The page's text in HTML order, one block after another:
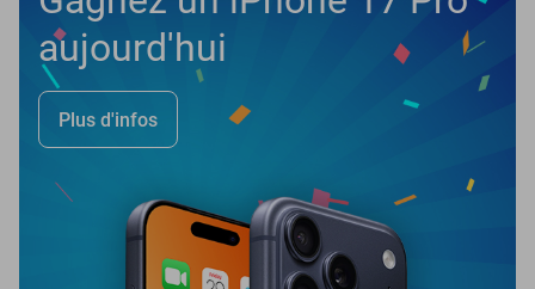
aujourd'hui
Plus d'infos